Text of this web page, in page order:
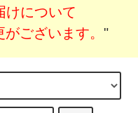
について
ございます。 "